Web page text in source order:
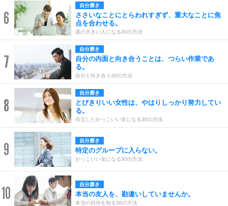
6
自分磨き
ささいなことにとらわれすぎず、重大なことに焦
点を合わせる。
器の大きい人になる30の方法
7
自分磨き
自分の内面と向き合うことは、つらい作業であ
る。
自分と向き合う30の方法
8
自分磨き
とびきりいい女性は、やはりしっかり努力してい
る。
自立したかっこいい女になる30の方法
9 自分磨き
特定のグループに入らない。
かっこいい女になる30の方法
10 自分磨き
本当の友人を、勘違いしていませんか。
本当の自分を知る30の方法